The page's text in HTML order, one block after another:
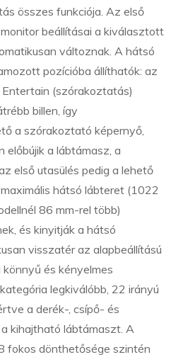
összes funkciója. Az első
beállításai a kiválasztott
változnak. A hátsó
pozícióba állíthatók: az
(szórakoztatás)
billen, így
a szórakoztató képernyő,
előbújik a lábtámasz, a
első utasülés pedig a lehető
hátsó lábteret (1022
86 mm-rel több)
és kinyitják a hátsó
visszatér az alapbeállítású
és kényelmes
legkiválóbb, 22 irányú
a derék-, csípő- és
kihajtható lábtámaszt. A
fokos dönthetősége szintén